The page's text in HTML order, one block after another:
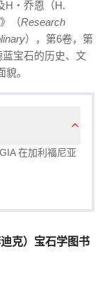
H‧乔恩（H.
》（Research
），第6卷，第
宝石的历史、文
。
在加利福尼亚
迪克）宝石学图书